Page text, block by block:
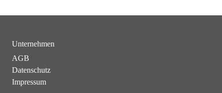
Unternehmen
AGB
Datenschutz
Impressum